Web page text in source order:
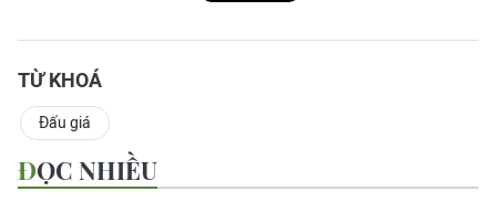
TỪ KHOÁ
Đấu giá
ĐỌC NHIỀU